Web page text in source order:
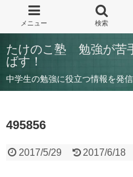
たけのこ塾 勉強が苦
ばす！
中学生の勉強に役立つ情報を発
495856
2017/5/29 2017/6/18